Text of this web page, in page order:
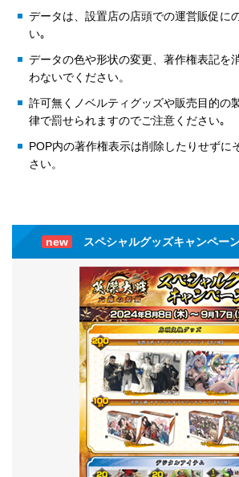
データは、設置店の店頭での運営販促に
い｡
データの色や形状の変更、著作権表記を
わないでください。
許可無くノベルティグッズや販売目的の
律で罰せられますのでご注意ください｡
POP内の著作権表示は削除したりせずに
さい。
new スペシャルグッズキャンペー